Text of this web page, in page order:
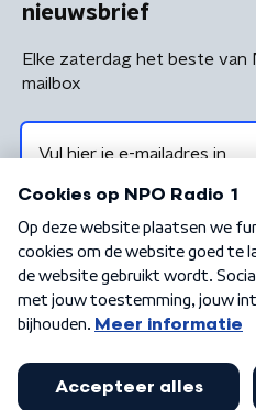
nieuwsbrief
Elke zaterdag het beste van
mailbox
Algemene voorwaarden